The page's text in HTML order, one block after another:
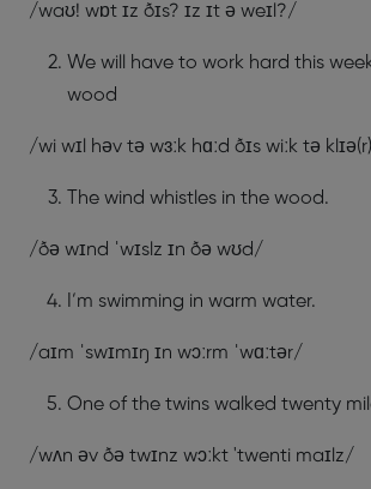
/waʊ! wɒt ɪz ðɪs? ɪz ɪt ə weɪl?/
We will have to work hard this
wood
/wi wɪl həv tə wɜːk hɑːd ðɪs wiːk tə
The wind whistles in the wood.
/ðə wɪnd ˈwɪslz ɪn ðə wʊd/
I’m swimming in warm water.
/aɪm ˈswɪmɪŋ ɪn wɔːrm ˈwɑːtər/
One of the twins walked twenty
/wʌn əv ðə twɪnz wɔːkt 'twenti maɪlz/